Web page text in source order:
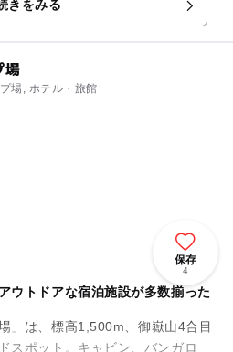
...
きをみる
場
場, ホテル・旅館
保存
4
ウトドアな宿泊施設が多数揃った
」は、標高1,500m、御嶽山4合目
スポット。キャビン、バンガロ